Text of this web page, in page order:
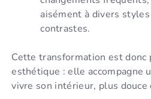
aisément à divers
contrastes.
Cette transformation est donc
esthétique : elle accompagne
vivre son intérieur, plus douce